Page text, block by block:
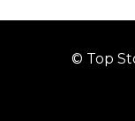
© Top